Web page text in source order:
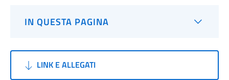
IN QUESTA PAGINA
LINK E ALLEGATI